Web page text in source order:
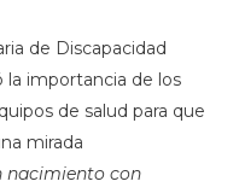
de Discapacidad
la importancia de los
de salud para que
mirada
nacimiento con